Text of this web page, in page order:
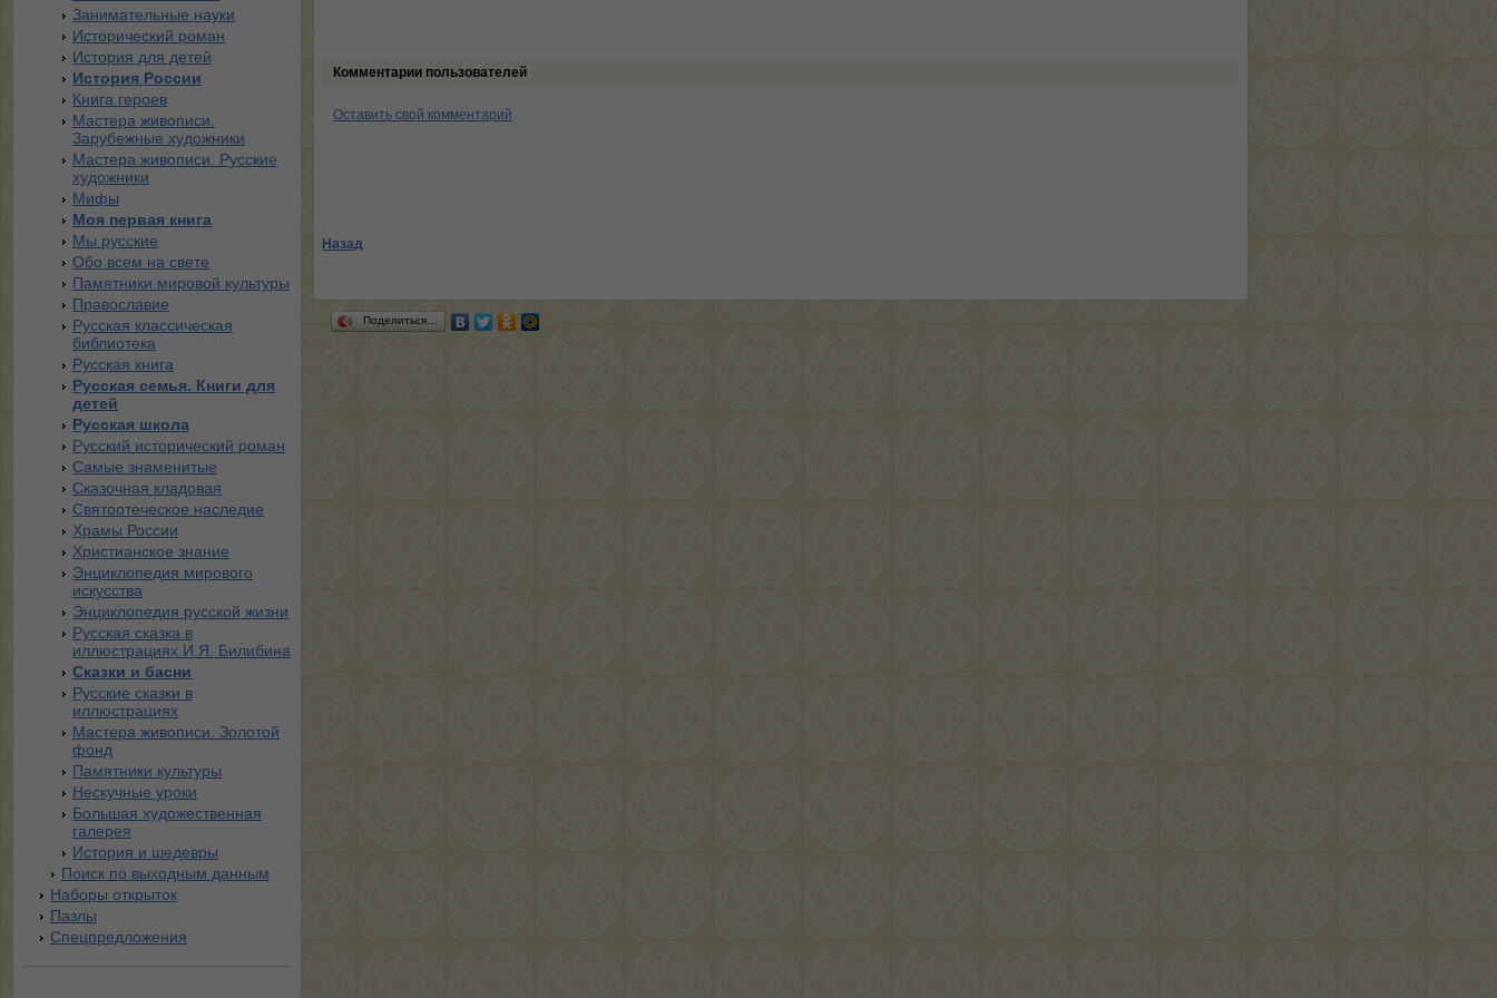
Занимательные науки
Исторический роман
История для детей
История России
Книга героев
Мастера живописи.
Зарубежные художники
Мастера живописи. Русские
художники
Мифы
Моя первая книга
Мы русские
Обо всем на свете
Памятники мировой культуры
Православие
Русская классическая
библиотека
Русская книга
Русская семья. Книги для
детей
Русская школа
Русский исторический роман
Самые знаменитые
Сказочная кладовая
Святоотеческое наследие
Храмы России
Христианское знание
Энциклопедия мирового
искусства
Энциклопедия русской жизни
Русская сказка в
иллюстрациях И.Я. Билибина
Сказки и басни
Русские сказки в
иллюстрациях
Мастера живописи. Золотой
фонд
Памятники культуры
Нескучные уроки
Большая художественная
галерея
История и шедевры
Поиск по выходным данным
Наборы открыток
Пазлы
Спецпредложения
Комментарии пользователей
Оставить свой комментарий
Назад
Поделиться…